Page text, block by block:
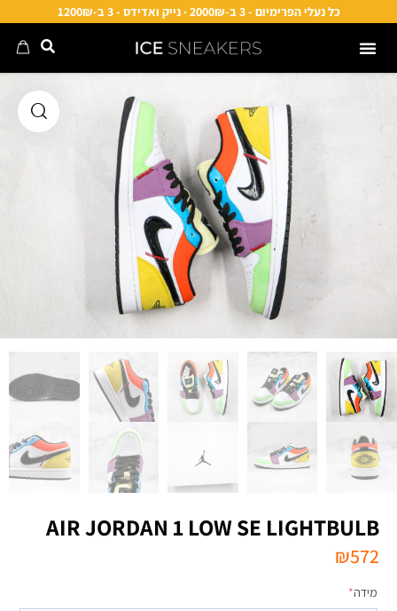
כל נעלי הפרימיום - 3 ב-2000₪ · נייק ואדידס - 3 ב-1200₪
AIR JORDAN 1 LOW SE LIGHTBULB
₪572
מידה*